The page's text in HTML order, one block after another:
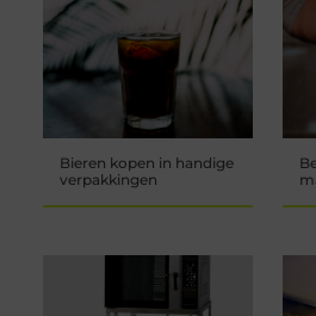
Bieren kopen in handige
verpakkingen